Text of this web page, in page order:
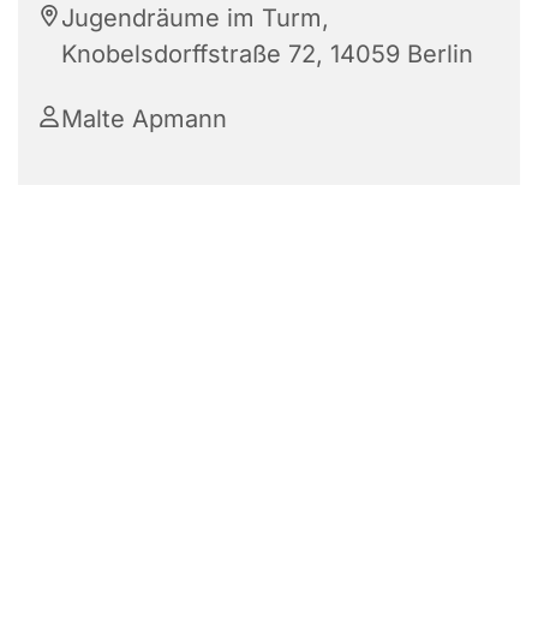
Jugendräume im Turm,
Knobelsdorffstraße 72, 14059 Berlin
Malte Apmann